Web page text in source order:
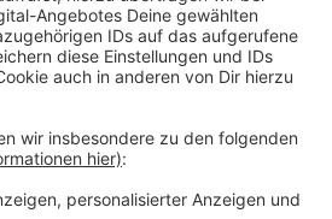
an - ganz kontaktlos natürlich.
Autos applaudieren auch nicht
betätigen stattdessen die
der Auftritt gefallen hat.
auch am Freitag, dann gibt es
ein Puppentheater für Kinder.
und Filme gibt es noch